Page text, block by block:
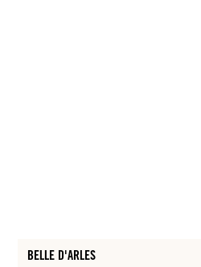
BELLE D'ARLES